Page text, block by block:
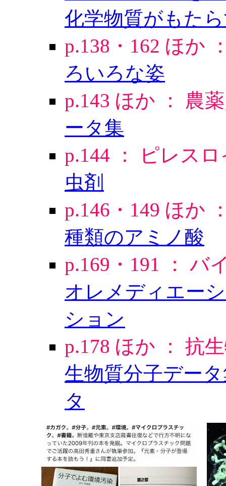
化学物質がもた
p.138・162 ほか
ろいろな姿
p.143 ほか ： 農
ータ集
p.144 ： ピレス
虫剤
p.146・149 ほか
種類のアミノ酸
p.169・191 ： バ
オレメディエー
ション
p.178 ほか ： 抗
生物質分子デー
タ